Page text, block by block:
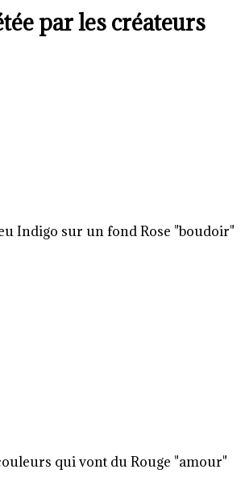
par les créateurs
Indigo sur un fond Rose "boudoir"
qui vont duRouge "amour"